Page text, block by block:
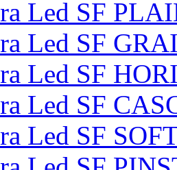
Led SF
Led SF
Led SF
Led SF
Led SF